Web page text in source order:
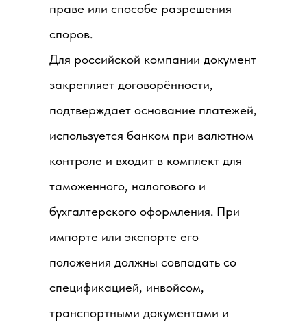
праве или способе разрешения
споров.
Для российской компании документ
закрепляет договорённости,
подтверждает основание платежей,
используется банком при валютном
контроле и входит в комплект для
таможенного, налогового и
бухгалтерского оформления. При
импорте или экспорте его
положения должны совпадать со
спецификацией, инвойсом,
транспортными документами и